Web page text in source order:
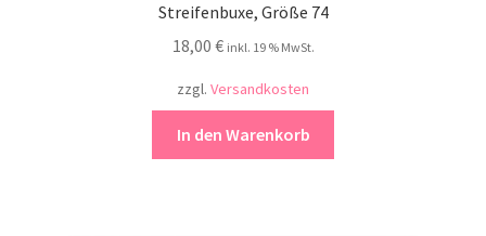
Streifenbuxe, Größe 74
18,00 € inkl. 19 % MwSt.
zzgl. Versandkosten
In den Warenkorb